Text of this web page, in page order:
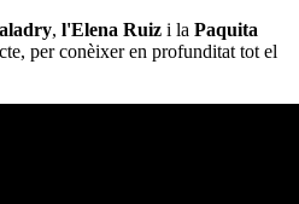
, l'Elena Ruiz i la Paquita
per conèixer en profunditat tot el